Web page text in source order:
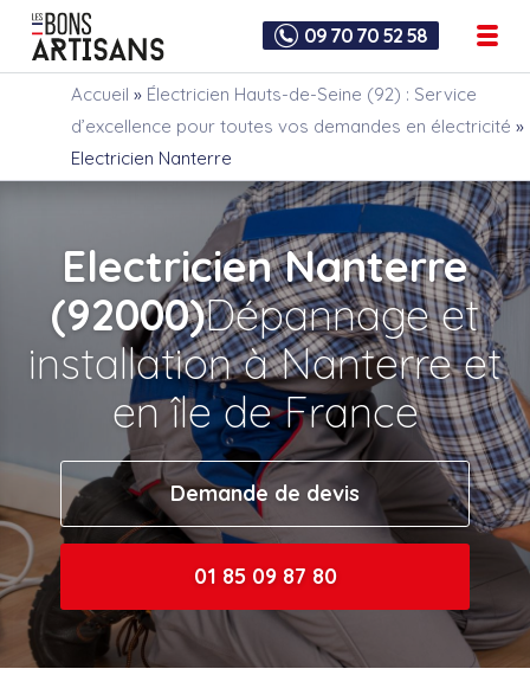
09 70 70 52 58
Accueil » Électricien Hauts-de-Seine (92) : Service
d’excellence pour toutes vos demandes en électricité »
Electricien Nanterre
Electricien Nanterre
(92000)Dépannage et
installation à Nanterre et
en île de France
Demande de devis
01 85 09 87 80